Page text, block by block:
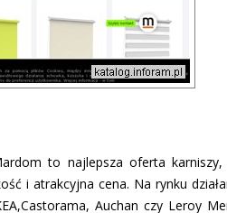
to najlepsza oferta
i atrakcyjna cena. Na rynku
Auchan czy Leroy